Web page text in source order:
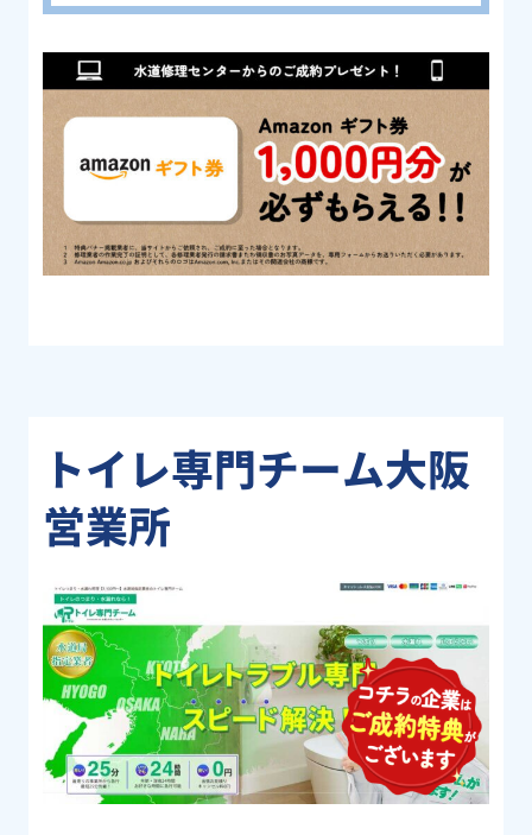
トイレ専門チーム大阪
営業所